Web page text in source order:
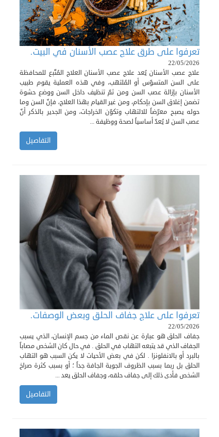
تعرفوا على طرق علاج عصب الأسنان في البيت.
22/05/2026
علاج عصب الأسنان يُعد علاج عصب الأسنان العلاج المُتّبع للمحافظة
على السن المتسوّس أو المُلتهب، وفي هذه العملية يقوم طبيب
الأسنان بإزالة عصب السن ومن ثمّ تنظيف داخل السن ووضع حشوة
تضمن إغلاق السن بإحكام، ومن غير القيام بهذا العلاج، فإنّ السن وما
حوله يصبح معرّضاً للالتهاب وتكوّن الخراجات، ومن الجدير بالذكر أنّ
عصب السن لا يُعدّ أساسياً لصحة ووظيفة ...
التفاصيل
تعرفوا على علاج جفاف الحلق وبعض الوصفات.
22/05/2026
جفاف الحلق هو عبارة عن نقص الماء من جسم الإنسان، الذي يسبب
الجفاف الذي قد يتبعه التهاب في الحلق . في حال كان الشخص مصاباً
بالبرد أو بالانفلونزا . لكن في بعض الأحيات لا يكن السبب هو التهاب
الحلق بل ربما بسبب الظروف الجوية الجافة جداً ؛ أو بسبب كثرة صراخ
الشخص فأدى ذلك إلى جفاف حلقه، وجفاف الحلق يعد ...
التفاصيل